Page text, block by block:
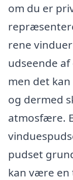
om du er
rene
udseende
men det
og dermed
atmosfære.
pudset
kan være en